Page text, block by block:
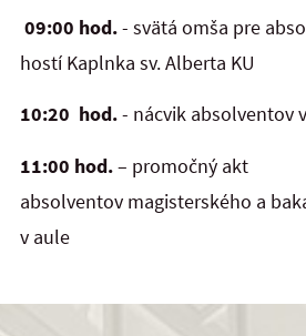
09:00 hod.- svätá omša pre
hostí Kaplnka sv. Alberta KU
10:20 hod.- nácvik absolventov
11:00 hod.– promočný akt
absolventov magisterského a
v aule